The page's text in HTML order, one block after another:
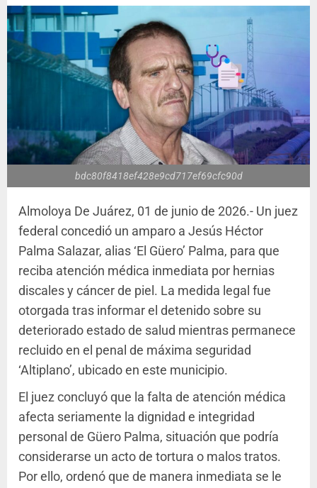
bdc80f8418ef428e9cd717ef69cfc90d
Almoloya De Juárez, 01 de junio de 2026.- Un juez
federal concedió un amparo a Jesús Héctor
Palma Salazar, alias ‘El Güero’ Palma, para que
reciba atención médica inmediata por hernias
discales y cáncer de piel. La medida legal fue
otorgada tras informar el detenido sobre su
deteriorado estado de salud mientras permanece
recluido en el penal de máxima seguridad
‘Altiplano’, ubicado en este municipio.
El juez concluyó que la falta de atención médica
afecta seriamente la dignidad e integridad
personal de Güero Palma, situación que podría
considerarse un acto de tortura o malos tratos.
Por ello, ordenó que de manera inmediata se le